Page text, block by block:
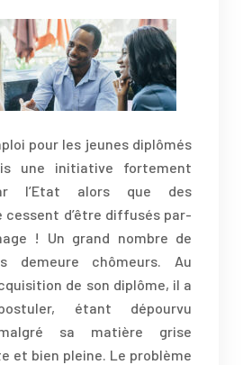
pour les jeunes diplômés
une initiative fortement
l’Etat alors que des
d’être diffusés par-
! Un grand nombre de
demeure chômeurs. Au
de son diplôme, il a
étant dépourvu
malgré sa matière grise
et bien pleine. Le problème